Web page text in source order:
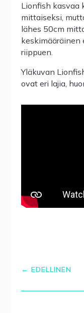
Lionfish kasvaa
mittaiseksi,
lähes 50cm
riippuen.
Yläkuvan
ovat eri lajia,
←EDELLINEN